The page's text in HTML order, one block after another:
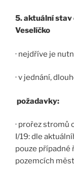
5. aktuální stav
Veselíčko
· nejdříve je
· v jednání,
požadavky:
· prořez stromů
I/19: dle
pouze případné
pozemcích